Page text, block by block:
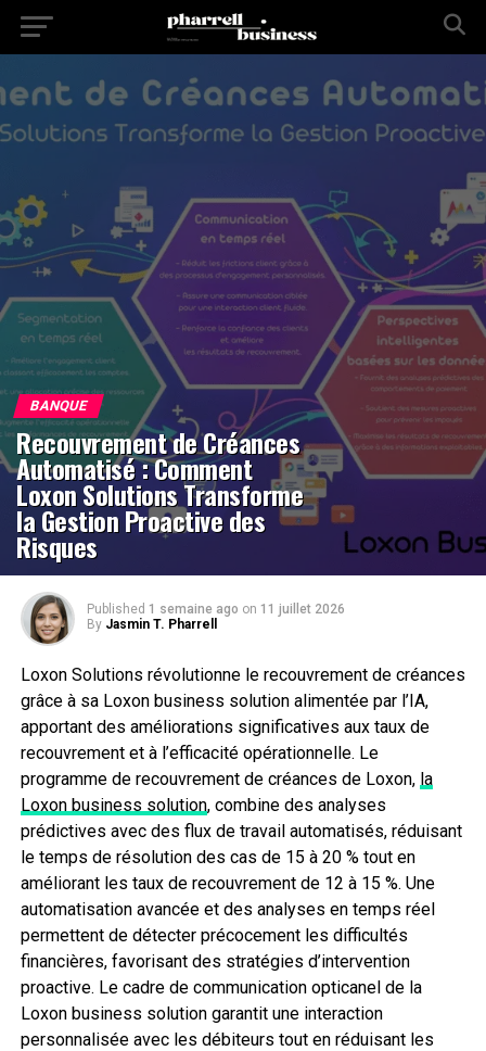
BANQUE
Recouvrement de Créances
Automatisé : Comment
Loxon Solutions Transforme
la Gestion Proactive des
Risques
Published 1 semaine ago on 11 juillet 2026
By Jasmin T. Pharrell
Loxon Solutions révolutionne le recouvrement de créances
grâce à sa Loxon business solution alimentée par l’IA,
apportant des améliorations significatives aux taux de
recouvrement et à l’efficacité opérationnelle. Le
programme de recouvrement de créances de Loxon, la
Loxon business solution, combine des analyses
prédictives avec des flux de travail automatisés, réduisant
le temps de résolution des cas de 15 à 20 % tout en
améliorant les taux de recouvrement de 12 à 15 %. Une
automatisation avancée et des analyses en temps réel
permettent de détecter précocement les difficultés
financières, favorisant des stratégies d’intervention
proactive. Le cadre de communication opticanel de la
Loxon business solution garantit une interaction
personnalisée avec les débiteurs tout en réduisant les